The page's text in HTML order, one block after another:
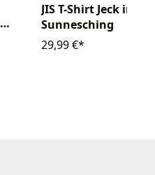
JIS T-Shirt Jeck im
Sunnesching
29,99 €*